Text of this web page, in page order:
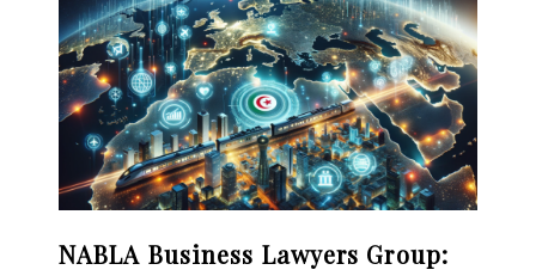
NABLA Business Lawyers Group: